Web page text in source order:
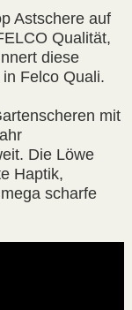
Astschere auf
Qualität,
diese
Felco Quali.
mit
Die Löwe
Haptik,
scharfe